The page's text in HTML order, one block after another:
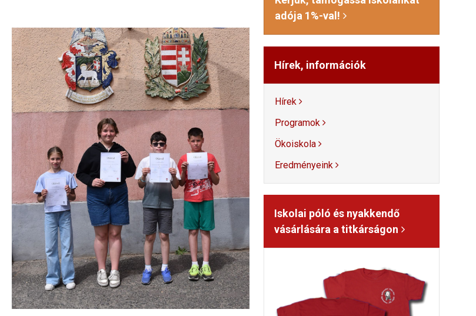
adója 1%-val!
Hírek, információk
Hírek
Programok
Ökoiskola
Eredményeink
Iskolai póló és nyakkendő
vásárlására a titkárságon